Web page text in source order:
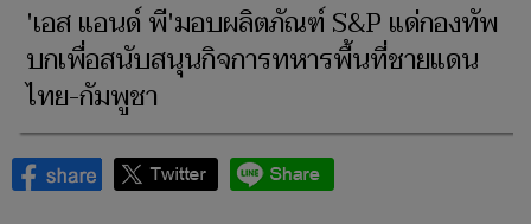
'เอส แอนด์ พี'มอบผลิตภัณฑ์ S&P แด่กองทัพ
บกเพื่อสนับสนุนกิจการทหารพื้นที่ชายแดน
ไทย-กัมพูชา